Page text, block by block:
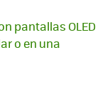
pantallas OLED
o en una